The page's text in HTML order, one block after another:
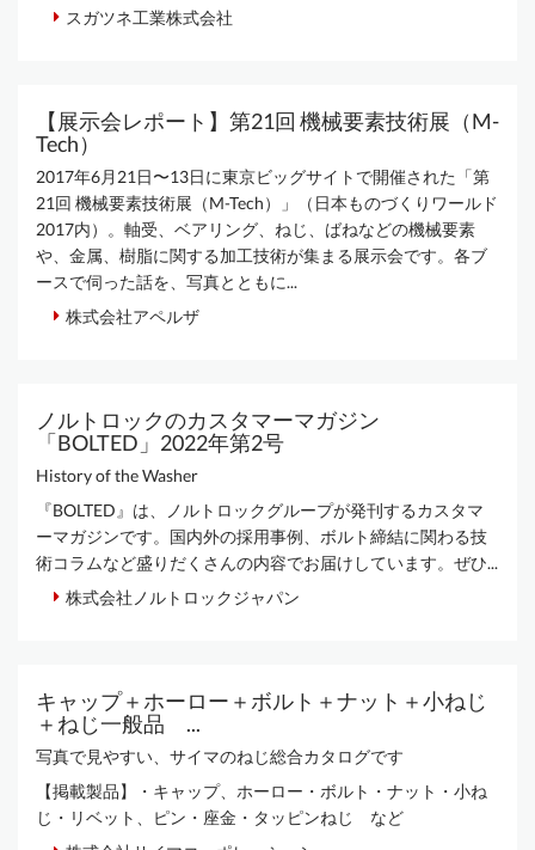
スガツネ工業株式会社
【展示会レポート】第21回 機械要素技術展（M-
Tech）
2017年6月21日〜13日に東京ビッグサイトで開催された「第
21回 機械要素技術展（M-Tech）」（日本ものづくりワールド
2017内）。軸受、ベアリング、ねじ、ばねなどの機械要素
や、金属、樹脂に関する加工技術が集まる展示会です。各ブ
ースで伺った話を、写真とともに...
株式会社アペルザ
ノルトロックのカスタマーマガジン
「BOLTED」2022年第2号
History of the Washer
『BOLTED』は、ノルトロックグループが発刊するカスタマ
ーマガジンです。国内外の採用事例、ボルト締結に関わる技
術コラムなど盛りだくさんの内容でお届けしています。ぜひ...
株式会社ノルトロックジャパン
キャップ＋ホーロー＋ボルト＋ナット＋小ねじ
＋ねじ一般品 ...
写真で見やすい、サイマのねじ総合カタログです
【掲載製品】・キャップ、ホーロー・ボルト・ナット・小ね
じ・リベット、ピン・座金・タッピンねじ など